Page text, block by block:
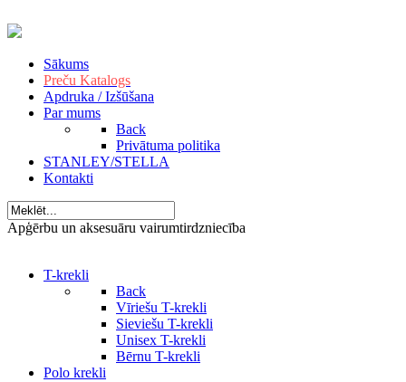
Sākums
Preču Katalogs
Apdruka / Izšūšana
Par mums
Back
Privātuma politika
STANLEY/STELLA
Kontakti
Apģērbu un aksesuāru vairumtirdzniecība
T-krekli
Back
Vīriešu T-krekli
Sieviešu T-krekli
Unisex T-krekli
Bērnu T-krekli
Polo krekli